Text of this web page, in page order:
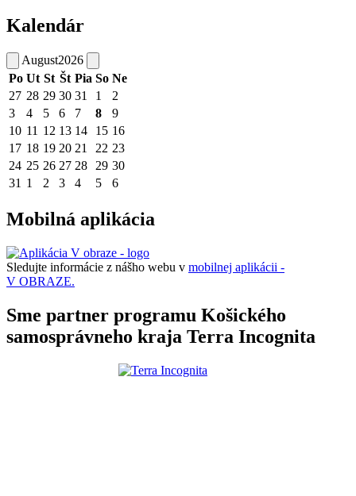
Kalendár
August2026
Po Ut St Št Pia So Ne
27 28 29 30 31 1
2
3
4 5 6 7 8
9
10 11 12 13 14 15 16
17 18 19 20 21 22 23
24 25 26 27 28 29 30
31 1 2 3 4 5 6
Mobilná aplikácia
Sledujte informácie z nášho webu v mobilnej aplikácii -
V OBRAZE.
Sme partner programu Košického
samosprávneho kraja Terra Incognita